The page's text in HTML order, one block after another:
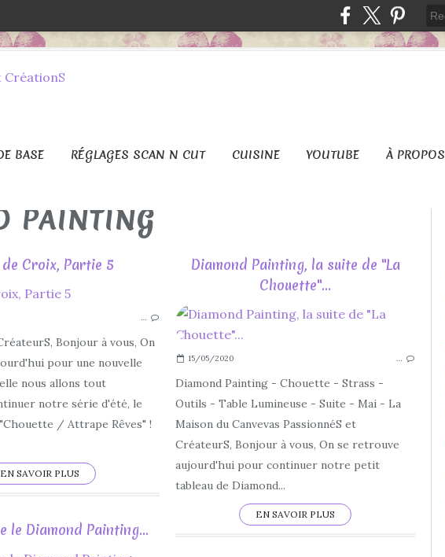
BASE RÉGLAGES SCAN N CUT CUISINE YOUTUBE À PROPOS
PAINTING
Croix, Partie 5
APERÇU
DIY
DÉCORATIONS
FAIT MAIN
FAIT MAISON
IDÉES
…
Bonjour à vous, On
pour une nouvelle
nous allons tout
notre série d'été, le
/ Attrape Rêves" !
EN SAVOIR PLUS
Diamond Painting, la suite de "La
Chouette"...
15/05/2020 …
Diamond Painting - Chouette - Strass -
Outils - Table Lumineuse - Suite - Mai - La
Maison du Canvevas PassionnéS et
CréateurS, Bonjour à vous, On se retrouve
aujourd'hui pour continuer notre petit
tableau de Diamond...
EN SAVOIR PLUS
le Diamond Painting...